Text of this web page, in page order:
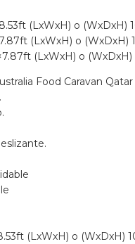
(LxWxH) o (WxDxH)
(LxWxH) o (WxDxH)
(LxWxH) o
Food Caravan
(LxWxH) o (WxDxH)